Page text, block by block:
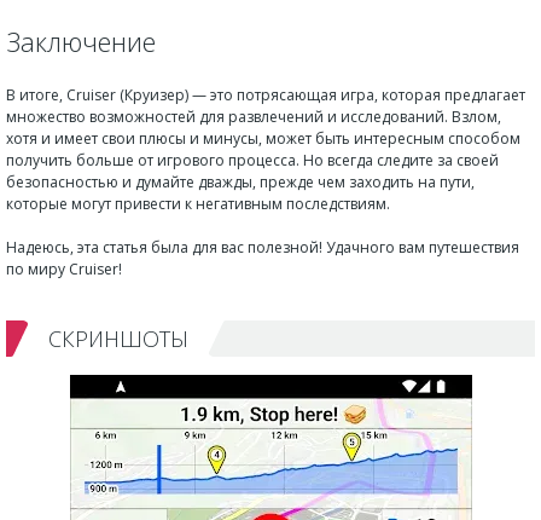
Заключение
В итоге, Cruiser (Круизер) — это потрясающая игра, которая предлагает
множество возможностей для развлечений и исследований. Взлом,
хотя и имеет свои плюсы и минусы, может быть интересным способом
получить больше от игрового процесса. Но всегда следите за своей
безопасностью и думайте дважды, прежде чем заходить на пути,
которые могут привести к негативным последствиям.
Надеюсь, эта статья была для вас полезной! Удачного вам путешествия
по миру Cruiser!
СКРИНШОТЫ